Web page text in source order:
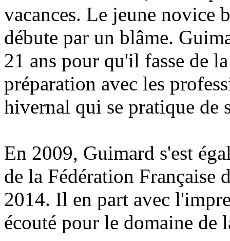
vacances. Le jeune novice
débute par un blâme.
21 ans pour qu'il fasse de
préparation avec les
hivernal qui se pratique de
En 2009, Guimard s'est
de la Fédération Française
2014. Il en part avec
écouté pour le domaine de